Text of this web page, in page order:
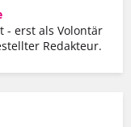
- erst als Volontär
Redakteur.